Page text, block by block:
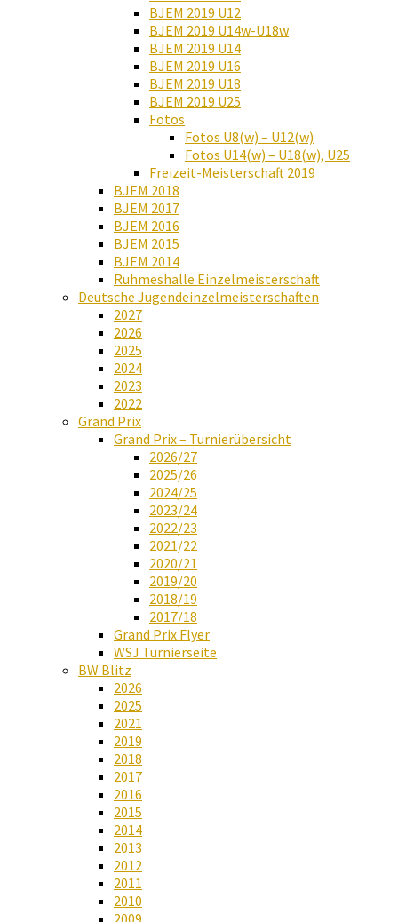
BJEM 2019 U12
BJEM 2019 U14w-U18w
BJEM 2019 U14
BJEM 2019 U16
BJEM 2019 U18
BJEM 2019 U25
Fotos
Fotos U8(w) – U12(w)
Fotos U14(w) – U18(w), U25
Freizeit-Meisterschaft 2019
BJEM 2018
BJEM 2017
BJEM 2016
BJEM 2015
BJEM 2014
Ruhmeshalle Einzelmeisterschaft
Deutsche Jugendeinzelmeisterschaften
2027
2026
2025
2024
2023
2022
Grand Prix
Grand Prix – Turnierübersicht
2026/27
2025/26
2024/25
2023/24
2022/23
2021/22
2020/21
2019/20
2018/19
2017/18
Grand Prix Flyer
WSJ Turnierseite
BW Blitz
2026
2025
2021
2019
2018
2017
2016
2015
2014
2013
2012
2011
2010
2009